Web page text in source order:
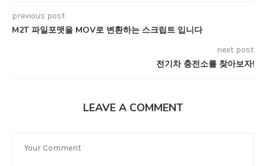
previous post
M2T 파일포맷을 MOV로 변환하는 스크립트 입니다
next post
전기차 충전소를 찾아보자!
LEAVE A COMMENT